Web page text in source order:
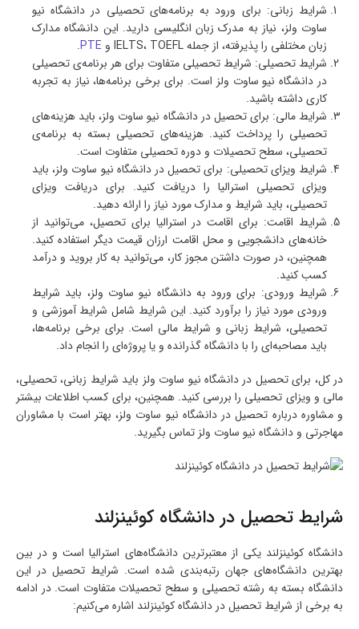
شرایط زبانی: برای ورود به برنامه‌های تحصیلی در دانشگاه نیو
ساوت ولز، نیاز به مدرک زبان انگلیسی دارید. این دانشگاه مدارک
زبان مختلفی را پذیرفته، از جمله IELTS، TOEFL و
PTE
.
شرایط تحصیلی: شرایط تحصیلی متفاوت برای هر برنامه‌ی تحصیلی
در دانشگاه نیو ساوت ولز است. برای برخی برنامه‌ها، نیاز به تجربه
کاری داشته باشید.
شرایط مالی: برای تحصیل در دانشگاه نیو ساوت ولز، باید هزینه‌های
تحصیلی را پرداخت کنید. هزینه‌های تحصیلی بسته به برنامه‌ی
تحصیلی، سطح تحصیلات و دوره تحصیلی متفاوت است.
شرایط ویزای تحصیلی: برای تحصیل در دانشگاه نیو ساوت ولز، باید
ویزای تحصیلی استرالیا را دریافت کنید. برای دریافت ویزای
تحصیلی، باید شرایط و مدارک مورد نیاز را ارائه دهید.
شرایط اقامت: برای اقامت در استرالیا برای تحصیل، می‌توانید از
خانه‌های دانشجویی و محل اقامت ارزان قیمت دیگر استفاده کنید.
همچنین، در صورت داشتن مجوز کار، می‌توانید به کار بروید و درآمد
کسب کنید.
شرایط ورودی: برای ورود به دانشگاه نیو ساوت ولز، باید شرایط
ورودی مورد نیاز را برآورد کنید. این شرایط شامل شرایط آموزشی و
تحصیلی، شرایط زبانی و شرایط مالی است. برای برخی برنامه‌ها،
باید مصاحبه‌ای را با دانشگاه گذرانده و یا پروژه‌ای را انجام داد.
در کل، برای تحصیل در دانشگاه نیو ساوت ولز باید شرایط زبانی، تحصیلی،
مالی و ویزای تحصیلی را بررسی کنید. همچنین، برای کسب اطلاعات بیشتر
و مشاوره درباره تحصیل در دانشگاه نیو ساوت ولز، بهتر است با مشاوران
مهاجرتی و دانشگاه نیو ساوت ولز تماس بگیرید.
شرایط تحصیل در دانشگاه کوئینزلند
دانشگاه کوئینزلند یکی از معتبرترین دانشگاه‌های استرالیا است و در بین
بهترین دانشگاه‌های جهان رتبه‌بندی شده است. شرایط تحصیل در این
دانشگاه بسته به رشته تحصیلی و سطح تحصیلات متفاوت است. در ادامه
به برخی از شرایط تحصیل در دانشگاه کوئینزلند اشاره می‌کنیم: